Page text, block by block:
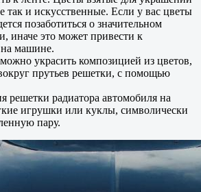
так и искусственные. Если у вас цветы
позаботиться о значительном
иначе это может привести к
машине.
украсить композицией из цветов,
прутьев решетки, с помощью
решетки радиатора автомобиля на
игрушки или куклы, символически
пару.